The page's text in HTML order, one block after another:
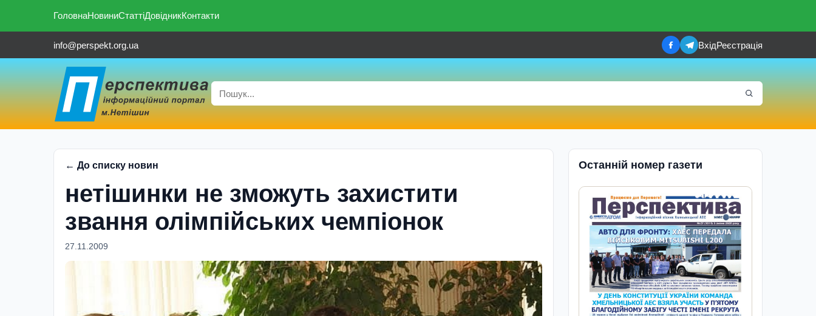
ГоловнаНовиниСтаттіДовідникКонтакти
info@perspekt.org.ua ВхідРеєстрація
← До списку новин
нетішинки не зможуть захистити
звання олімпійських чемпіонок
27.11.2009
Останній номер газети